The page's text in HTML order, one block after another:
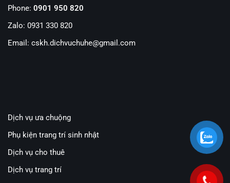
Phone: 0901 950 820
Zalo: 0931 330 820
Email: cskh.dichvuchuhe@gmail.com
Dịch vụ ưa chuộng
Phụ kiện trang trí sinh nhật
Dịch vụ cho thuê
Dịch vụ trang trí